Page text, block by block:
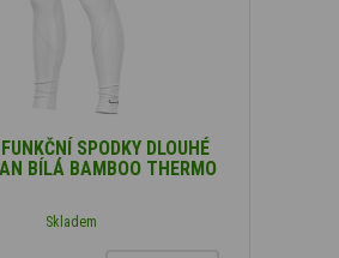
SPODKY DLOUHÉ
BÍLÁ BAMBOO THERMO
Skladem